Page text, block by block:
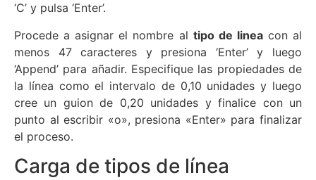
‘C’ y pulsa ‘Enter’.
Procede a asignar el nombre al tipo de lineacon al
menos 47 caracteres y presiona ‘Enter’ y luego
‘Append’ para añadir. Especifique las propiedades de
la línea como el intervalo de 0,10 unidades y luego
cree un guion de 0,20 unidades y finalice con un
punto al escribir «o», presiona «Enter» para finalizar
el proceso.
Carga de tipos de línea